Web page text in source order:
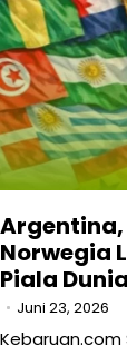
Argentina,
Norwegia
Piala
Juni 23, 2026